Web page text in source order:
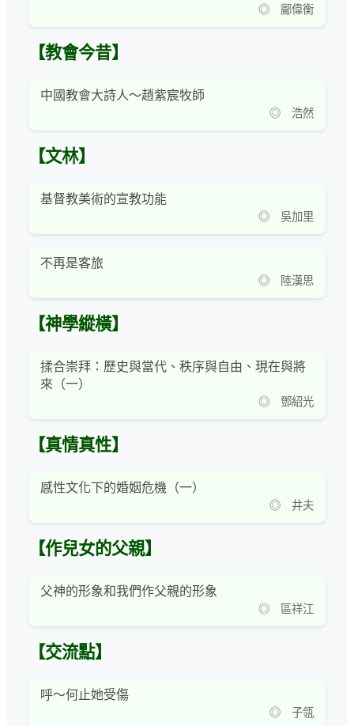
◎ 鄺偉衡
【教會今昔】
中國教會大詩人～趙紫宸牧師
◎ 浩然
【文林】
基督教美術的宣教功能
◎ 吳加里
不再是客旅
◎ 陸漢思
【神學縱橫】
揉合崇拜：歷史與當代、秩序與自由、現在與將
來（一）
◎ 鄧紹光
【真情真性】
感性文化下的婚姻危機（一）
◎ 井夫
【作兒女的父親】
父神的形象和我們作父親的形象
◎ 區祥江
【交流點】
呼～何止她受傷
◎ 子瓴